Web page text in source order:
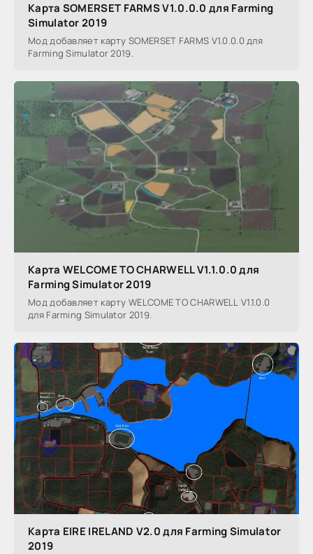
Карта SOMERSET FARMS V1.0.0.0 для Farming
Simulator 2019
Мод добавляет карту SOMERSET FARMS V1.0.0.0 для
Farming Simulator 2019.
Карта WELCOME TO CHARWELL V1.1.0.0 для
Farming Simulator 2019
Мод добавляет карту WELCOME TO CHARWELL V1.1.0.0
для Farming Simulator 2019.
Карта EIRE IRELAND V2.0 для Farming Simulator
2019